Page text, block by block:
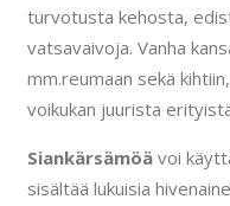
turvotusta kehosta,
vatsavaivoja. Vanha
mm.reumaan sekä
voikukan juurista
Siankärsämöävoi
sisältää lukuisia